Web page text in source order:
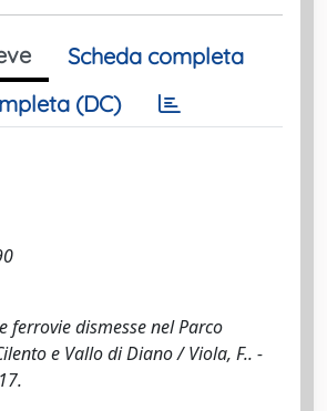
Scheda completa
(DC)
ferrovie dismesse nel Parco
e Vallo di Diano / Viola, F.. -